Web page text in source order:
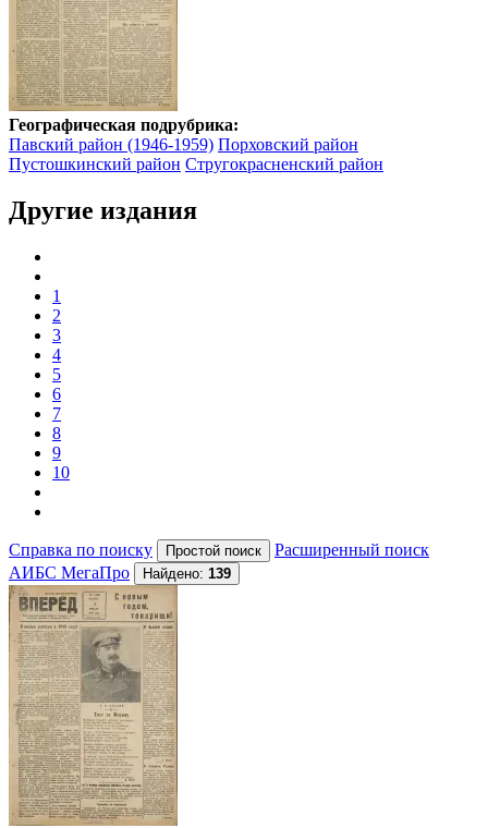
Географическая подрубрика:
Павский район (1946-1959) Порховский район
Пустошкинский район Стругокрасненский район
Другие издания
1
2
3
4
5
6
7
8
9
10
Справка по поиску
Расширенный поиск
АИБС МегаПро
Найдено: 139